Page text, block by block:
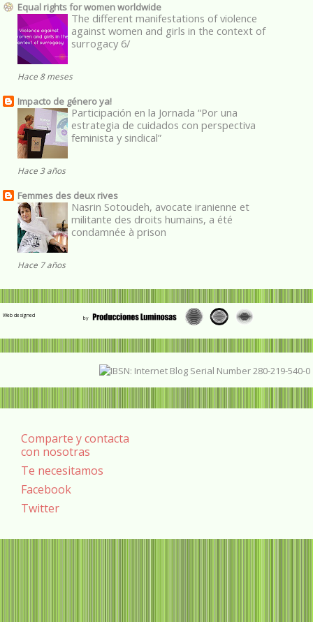
Equal rights for women worldwide
The different manifestations of violence
against women and girls in the context of
surrogacy 6/
Hace 8 meses
Impacto de género ya!
Participación en la Jornada “Por una
estrategia de cuidados con perspectiva
feminista y sindical”
Hace 3 años
Femmes des deux rives
Nasrin Sotoudeh, avocate iranienne et
militante des droits humains, a été
condamnée à prison
Hace 7 años
Web designed
Comparte y contacta
con nosotras
Te necesitamos
Facebook
Twitter